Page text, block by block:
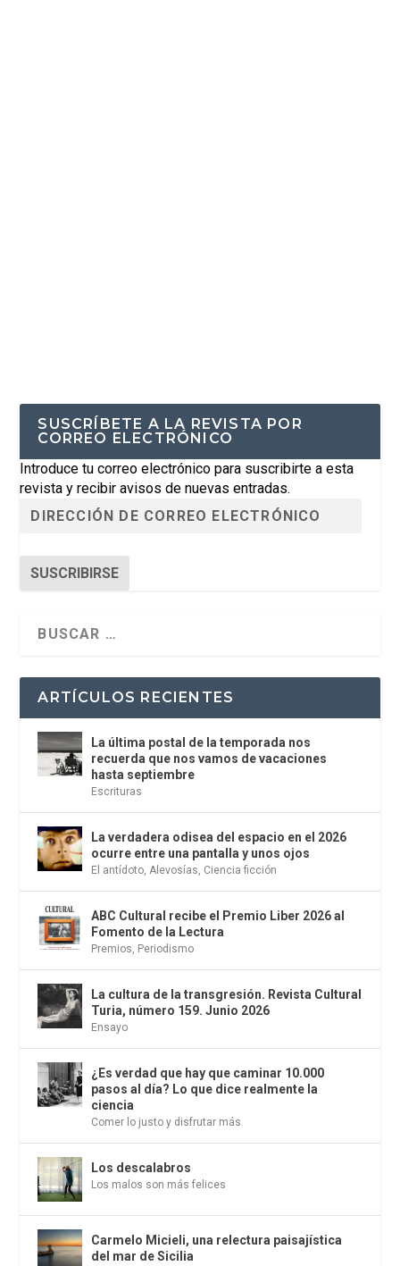
SUSCRÍBETE A LA REVISTA POR
CORREO ELECTRÓNICO
Introduce tu correo electrónico para suscribirte a esta
revista y recibir avisos de nuevas entradas.
SUSCRIBIRSE
ARTÍCULOS RECIENTES
La última postal de la temporada nos
recuerda que nos vamos de vacaciones
hasta septiembre
Escrituras
La verdadera odisea del espacio en el 2026
ocurre entre una pantalla y unos ojos
El antídoto,Alevosías, Ciencia ficción
ABC Cultural recibe el Premio Liber 2026 al
Fomento de la Lectura
Premios, Periodismo
La cultura de la transgresión. Revista Cultural
Turia, número 159. Junio 2026
Ensayo
¿Es verdad que hay que caminar 10.000
pasos al día? Lo que dice realmente la
ciencia
Comer lo justo y disfrutar más
Los descalabros
Los malos son más felices
Carmelo Micieli, una relectura paisajística
del mar de Sicilia